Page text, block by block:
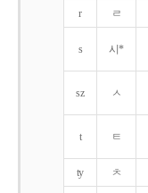
r ㄹ
s 시*
sz ㅅ
t ㅌ
ty ㅊ